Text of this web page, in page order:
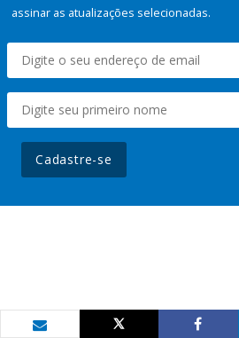
assinar as atualizações selecionadas.
Cadastre-se